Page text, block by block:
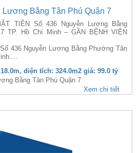
Lương Bằng Tân Phú Quận 7
TIỀN Số 436 Nguyễn Lương Bằng
TP. Hồ Chí Minh – GẦN BỆNH VIỆN
436 Nguyễn Lương Bằng Phường Tân
18.0m, diện tích: 324.0m2 giá: 99.0 tỷ
Bằng Tân Phú Quận 7
Xem chi tiết